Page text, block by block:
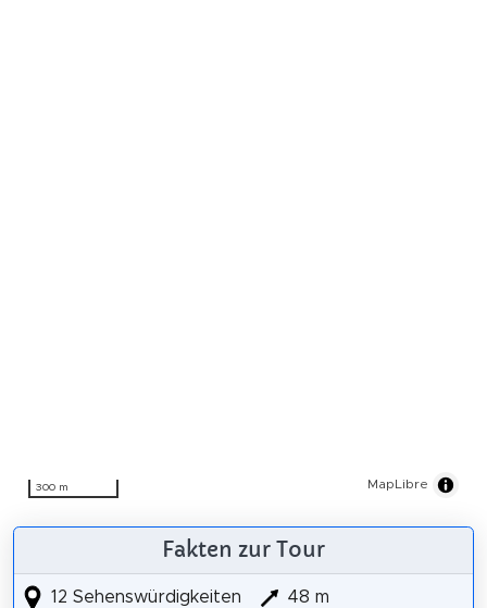
300 m MapLibre
Fakten zur Tour
12 Sehenswürdigkeiten
48 m